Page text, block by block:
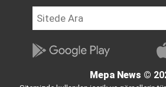
Mepa News ©